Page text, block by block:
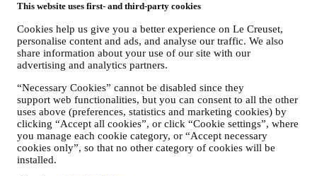
This website uses first- and third-party cookies
Cookies help us give you a better experience on Le Creuset,
personalise content and ads, and analyse our traffic. We also
share information about your use of our site with our
advertising and analytics partners.
“Necessary Cookies” cannot be disabled since they
support web functionalities, but you can consent to all the other
uses above (preferences, statistics and marketing cookies) by
clicking “Accept all cookies”, or click “Cookie settings”, where
you manage each cookie category, or “Accept necessary
cookies only”, so that no other category of cookies will be
installed.
nome, sobrenome, endereço de e-mail, data de nascimento e
outros detalhes de contato (endereço, número de telefone e
endereço de e-mail), para registrar uma conta Le Creuset ou
comprar como usuário convidado, ou para assinar nossa
newsletter no site ou na loja.
os seus dados de compra, por exemplo, data e hora da
compra, dados de entrega, dados e detalhes de produtos e
pagamentos, para gerenciar seus pedidos.
dados sobre o seu histórico de navegação on-line (por
exemplo, identificadores on-line - como seu endereço IP,
versão do navegador, sistema operacional, duração da visita,
usuário que retorna, origem geográfica), reunidos durante as
suas visitas ao site (se você é um usuário registrado ou não),